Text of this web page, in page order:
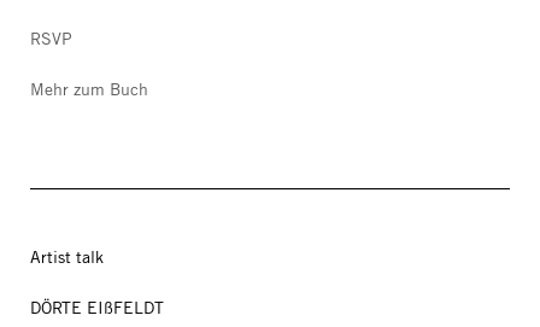
RSVP
Mehr zum Buch
Artist talk
DÖRTE EIßFELDT